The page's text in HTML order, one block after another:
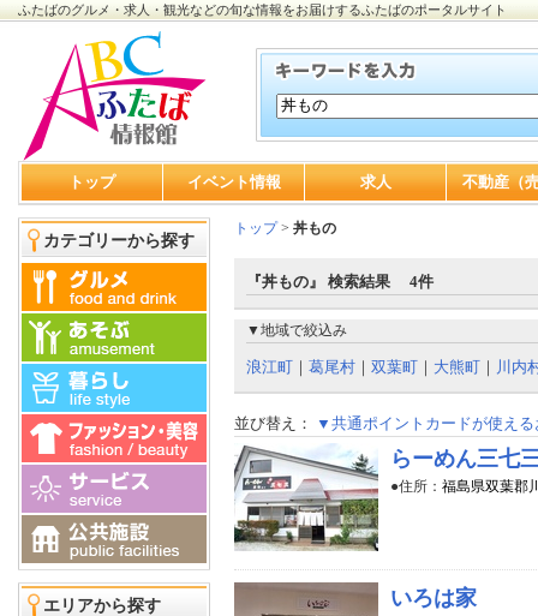
ふたばのグルメ・求人・観光などの旬な情報をお届けするふたばのポータルサイト
トップ イベント情報 求人 不動産（
カテゴリーから探す
エリアから探す
トップ> 丼もの
『丼もの』 検索結果 4件
▼地域で絞込み
浪江町 ｜ 葛尾村 ｜ 双葉町 ｜ 大熊町 ｜ 川内
並び替え： ▼共通ポイントカードが使える
らーめん三七
●住所： 福島県双葉郡
いろは家